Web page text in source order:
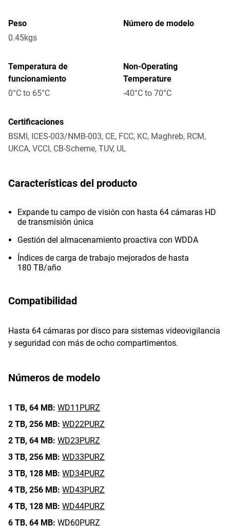
Peso
0.45kgs
Número de modelo
Temperatura de
funcionamiento
0°C to 65°C
Non-Operating
Temperature
-40°C to 70°C
Certificaciones
BSMI, ICES-003/NMB-003, CE, FCC, KC, Maghreb, RCM,
UKCA, VCCI, CB-Scheme, TUV, UL
Características del producto
Expande tu campo de visión con hasta 64 cámaras HD
de transmisión única
Gestión del almacenamiento proactiva con WDDA
Índices de carga de trabajo mejorados de hasta
180 TB/año
Compatibilidad
Hasta 64 cámaras por disco para sistemas videovigilancia
y seguridad con más de ocho compartimentos.
Números de modelo
1 TB, 64 MB: WD11PURZ
2 TB, 256 MB: WD22PURZ
2 TB, 64 MB: WD23PURZ
3 TB, 256 MB: WD33PURZ
3 TB, 128 MB: WD34PURZ
4 TB, 256 MB: WD43PURZ
4 TB, 128 MB: WD44PURZ
6 TB, 64 MB: WD60PURZ